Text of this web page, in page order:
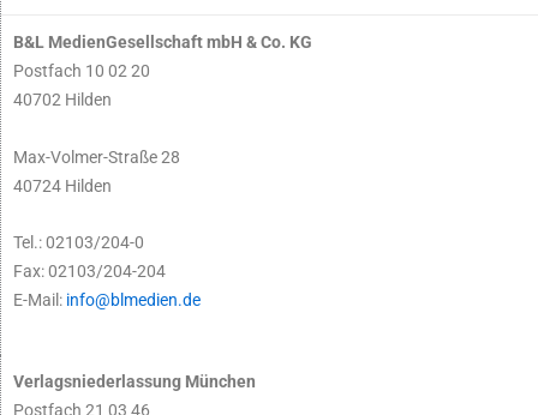
B&L MedienGesellschaft mbH & Co. KG
Postfach 10 02 20
40702 Hilden
Max-Volmer-Straße 28
40724 Hilden
Tel.: 02103/204-0
Fax: 02103/204-204
E-Mail: info@blmedien.de
Verlagsniederlassung München
Postfach 21 03 46